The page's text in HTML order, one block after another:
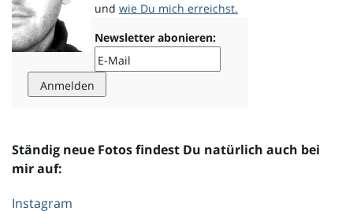
und wie Du mich erreichst.
Newsletter abonieren:
Ständig neue Fotos findest Du natürlich auch bei
mir auf:
Instagram